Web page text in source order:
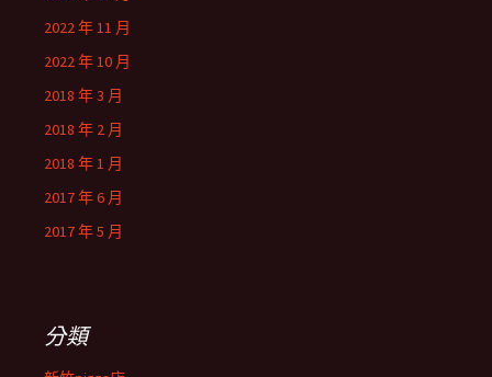
2022 年 11 月
2022 年 10 月
2018 年 3 月
2018 年 2 月
2018 年 1 月
2017 年 6 月
2017 年 5 月
分類